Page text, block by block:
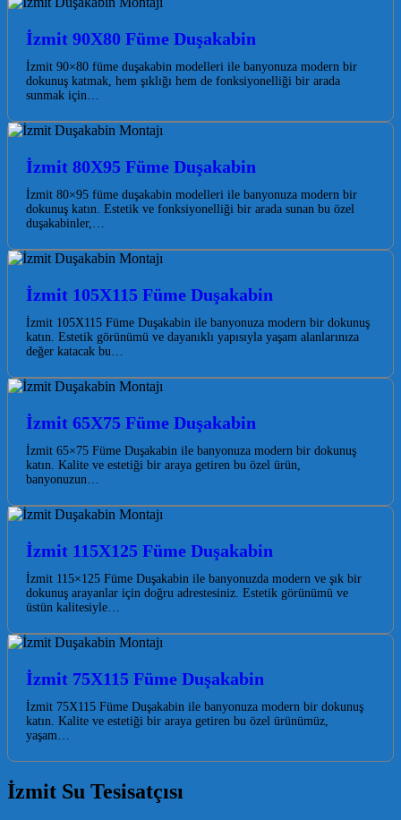
İzmit 90X80 Füme Duşakabin
İzmit 90×80 füme duşakabin modelleri ile banyonuza modern bir
dokunuş katmak, hem şıklığı hem de fonksiyonelliği bir arada
sunmak için…
İzmit 80X95 Füme Duşakabin
İzmit 80×95 füme duşakabin modelleri ile banyonuza modern bir
dokunuş katın. Estetik ve fonksiyonelliği bir arada sunan bu özel
duşakabinler,…
İzmit 105X115 Füme Duşakabin
İzmit 105X115 Füme Duşakabin ile banyonuza modern bir dokunuş
katın. Estetik görünümü ve dayanıklı yapısıyla yaşam alanlarınıza
değer katacak bu…
İzmit 65X75 Füme Duşakabin
İzmit 65×75 Füme Duşakabin ile banyonuza modern bir dokunuş
katın. Kalite ve estetiği bir araya getiren bu özel ürün,
banyonuzun…
İzmit 115X125 Füme Duşakabin
İzmit 115×125 Füme Duşakabin ile banyonuzda modern ve şık bir
dokunuş arayanlar için doğru adrestesiniz. Estetik görünümü ve
üstün kalitesiyle…
İzmit 75X115 Füme Duşakabin
İzmit 75X115 Füme Duşakabin ile banyonuza modern bir dokunuş
katın. Kalite ve estetiği bir araya getiren bu özel ürünümüz,
yaşam…
İzmit Su Tesisatçısı